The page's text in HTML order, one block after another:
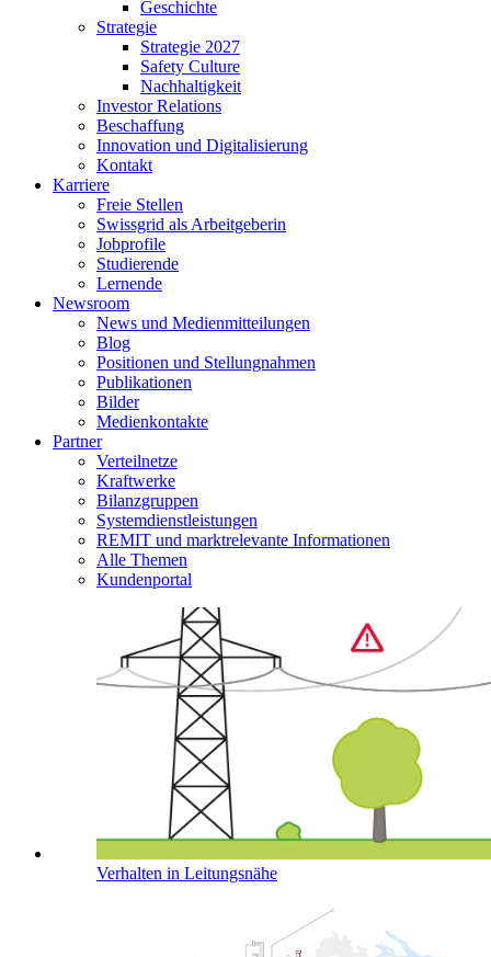
Geschichte
Strategie
Strategie 2027
Safety Culture
Nachhaltigkeit
Investor Relations
Beschaffung
Innovation und Digitalisierung
Kontakt
Karriere
Freie Stellen
Swissgrid als Arbeitgeberin
Jobprofile
Studierende
Lernende
Newsroom
News und Medienmitteilungen
Blog
Positionen und Stellungnahmen
Publikationen
Bilder
Medienkontakte
Partner
Verteilnetze
Kraftwerke
Bilanzgruppen
Systemdienstleistungen
REMIT und marktrelevante Informationen
Alle Themen
Kundenportal
Verhalten in Leitungsnähe